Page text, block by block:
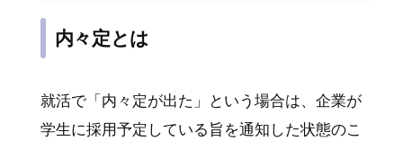
内々定とは
就活で「内々定が出た」という場合は、企業が
学生に採用予定している旨を通知した状態のこ